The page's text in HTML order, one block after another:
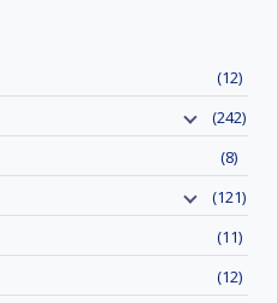
(12)
(242)
(8)
(121)
(11)
(12)